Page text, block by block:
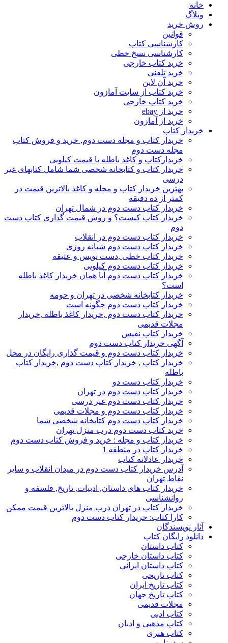
خانه
وبلاگ
روش خرید
قوانین
کارشناسی کتاب
کارشناسی نسخ خطی
خرید کتاب خارجی
خرید تلفنی
خرید آن لاین
خرید کتاب از سایت آمازون
خرید کتاب خارجی
خرید از ebay
خرید از آمازون
خریدار کتاب
خریدار کتاب و مجله دست دوم, خرید و فروش کتاب
مجله دست دوم
خریدارکتاب و کاغذ باطله با قیمت کیلویی
خریدار کتاب و کتابخانه شخصی شما شامل کتابهای غیر
درسی
بهترین خریدار کتاب و مجله و کاغذ بالاترین قیمت در
کمتر از ده دقیقه
خریدار کتاب دست دوم در شمال تهران
خریدار کتاب کیست؟ و روش قیمت گذاری کتاب دست
دوم
خریدار کتاب دست دوم در انقلاب
خریدار کتاب دست دوم شبانه روزی
خریدار کتاب خطی ,دست نویس و عتیقه
خریدار کتاب دست دوم کیلویی
خریدار کتاب دست دوم آیا همان خریدار کاغذ باطله
است؟
خریدار کتابخانه شخصی در تهران و حومه
خریدار کتاب دست دوم چگونه است
خریدار کتاب دست دوم ,خریدار کاغذ باطله ,خریدار
مجلات قدیمی
خریدار کتاب نفیس
آگهی خریدار کتاب دست دوم
خریدار کتاب دست دوم و قیمت گذاری رایگان در محل
خریدار کتاب , خریدار کتاب دست دوم ,خریدار کتاب
باطله
خریدار کتاب دست دو
خریدار کتاب دست دوم در تهران
خریدار کتاب دست دوم غیر درسی
خریدار کتاب دست دوم و مجلات قدیمی
خریدار کتاب دست دوم کتابخانه شخصی شما
خرید کتاب دست دوم درب منزل تهران
خریدار کتاب و مجله : خرید و فروش کتاب دست دوم
خریدار کتاب در منطقه 1
خریدار عادلانه کتاب
آدرس خریدار کتاب دست دوم در میدان انقلاب و سایر
نقاط تهران
خریدار کتاب های داستان, ادبیات, تاریخ, فلسفه و
روانشناسی
خریدار کتاب در تهران درب منزل بالاترین قیمت ممکن
کارا کتاب: خریدار کتاب دست دوم
آثار نویسندگان
دانلود رایگان کتاب
کتاب داستان
کتاب داستان خارجی
کتاب داستان ایرانی
کتاب تاریخی
کتاب تاریخ ایران
کتاب تاریخ جهان
مجلات قدیمی
کتاب ادبی
کتاب مذهبی و ادیان
کتاب هنری